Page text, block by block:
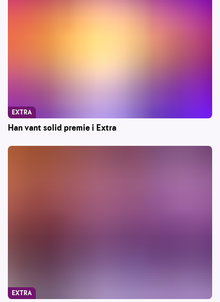
Han vant solid premie i Extra
EXTRA
EXTRA